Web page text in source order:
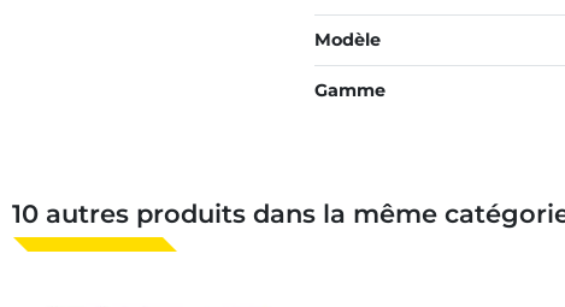
Modèle
Gamme
10 autres produits dans la même